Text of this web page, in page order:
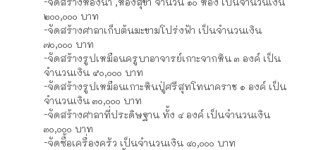
๒๐๐,๐๐๐ บาท
-จัดสร้างศาลาเก็บต้นมะขามโปร่งฟ้า เป็นจำนวนเงิน
๗๐,๐๐๐ บาท
-จัดสร้างรูปเหมือนครูบาอาจารย์เกาะจากหิน ๓ องค์ เป็น
จำนวนเงิน ๕๐,๐๐๐ บาท
-จัดสร้างรูปเหมือนเกาะหินปู่ศรีสุทโทนาคราช ๑ องค์ เป็น
จำนวนเงิน ๓๐,๐๐๐ บาท
-จัดสร้างศาลาที่ประดิษฐาน ทั้ง ๔ องค์ เป็นจำนวนเงิน
๓๐,๐๐๐ บาท
-จัดซื้อเครื่องครัว เป็นจำนวนเงิน ๔๐,๐๐๐ บาท